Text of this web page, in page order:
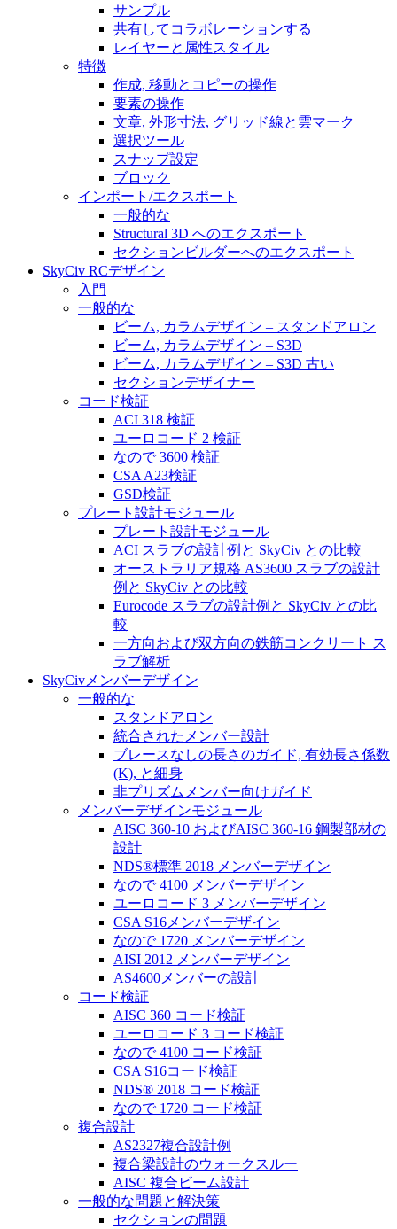
サンプル
共有してコラボレーションする
レイヤーと属性スタイル
特徴
作成, 移動とコピーの操作
要素の操作
文章, 外形寸法, グリッド線と雲マーク
選択ツール
スナップ設定
ブロック
インポート/エクスポート
一般的な
Structural 3D へのエクスポート
セクションビルダーへのエクスポート
SkyCiv RCデザイン
入門
一般的な
ビーム, カラムデザイン – スタンドアロン
ビーム, カラムデザイン – S3D
ビーム, カラムデザイン – S3D 古い
セクションデザイナー
コード検証
ACI 318 検証
ユーロコード 2 検証
なので 3600 検証
CSA A23検証
GSD検証
プレート設計モジュール
プレート設計モジュール
ACI スラブの設計例と SkyCiv との比較
オーストラリア規格 AS3600 スラブの設計
例と SkyCiv との比較
Eurocode スラブの設計例と SkyCiv との比
較
一方向および双方向の鉄筋コンクリート ス
ラブ解析
SkyCivメンバーデザイン
一般的な
スタンドアロン
統合されたメンバー設計
ブレースなしの長さのガイド, 有効長さ係数
(K), と細身
非プリズムメンバー向けガイド
メンバーデザインモジュール
AISC 360-10 およびAISC 360-16 鋼製部材の
設計
NDS®標準 2018 メンバーデザイン
なので 4100 メンバーデザイン
ユーロコード 3 メンバーデザイン
CSA S16メンバーデザイン
なので 1720 メンバーデザイン
AISI 2012 メンバーデザイン
AS4600メンバーの設計
コード検証
AISC 360 コード検証
ユーロコード 3 コード検証
なので 4100 コード検証
CSA S16コード検証
NDS® 2018 コード検証
なので 1720 コード検証
複合設計
AS2327複合設計例
複合梁設計のウォークスルー
AISC 複合ビーム設計
一般的な問題と解決策
セクションの問題